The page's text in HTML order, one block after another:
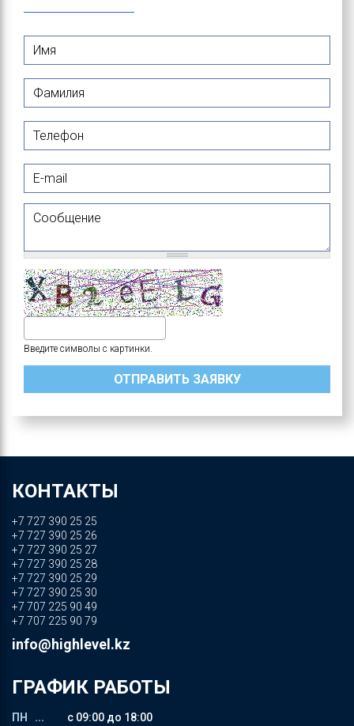
Телефон
Сообщение
Введите символы с картинки.
КОНТАКТЫ
+7 727 390 25 25
+7 727 390 25 26
+7 727 390 25 27
+7 727 390 25 28
+7 727 390 25 29
+7 727 390 25 30
+7 707 225 90 49
+7 707 225 90 79
info@highlevel.kz
ГРАФИК РАБОТЫ
ПН ...
с 09:00 до 18:00